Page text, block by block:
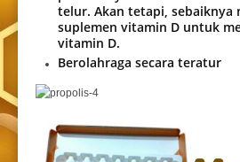
telur. Akan tetapi, sebaiknya
suplemen vitamin D untuk
vitamin D.
Berolahraga secara teratur